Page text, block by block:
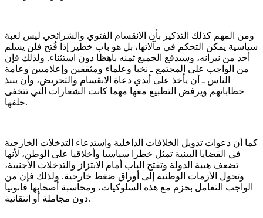
ومن المهم كذلك التذكير بأن الانقسام الفئوي والشرائحي ليس لعبة
سياسية يمكن التحكم في مآلاتها، بل هو باب خطير إذا فُتح فلن يسلم
أحد من نيرانه، وسيدفع الجميع ثمنه باهظا دون استثناء. ولذلك فإن
من الواجب على المجتمع ـ نخبا وعلماء ومثقفين وإعلاميين وعامة
الناس ـ أن يأخذ على أيدي دعاة الانقسام والتحريض، وأن ينبذ
خطاباتهم ويرفض التطبيع معها مهما كانت الشعارات التي تتخفى
خلفها.
كما أن دعوات تدويل الخلافات الداخلية واستدعاء التدخلات الخارجية
في القضايا البينية تمثل خطرا سياسيا وأخلاقيا على الوطن، لأنها
تضعف هيبة الدولة وتفتح الباب أمام الابتزاز والتدخلات الأجنبية،
وتحول الأزمات الوطنية إلى أوراق ضغط خارجية. ولذلك فإن من
الواجب التعامل بحزم مع هذه السلوكيات، ومحاسبة أصحابها قانونيا
دون مجاملة أو انتقائية.